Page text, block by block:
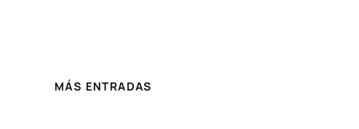
MÁS ENTRADAS